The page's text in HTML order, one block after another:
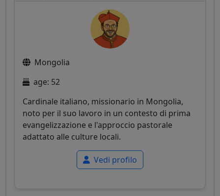
Mongolia
age: 52
Cardinale italiano, missionario in Mongolia,
noto per il suo lavoro in un contesto di prima
evangelizzazione e l'approccio pastorale
adattato alle culture locali.
Vedi profilo